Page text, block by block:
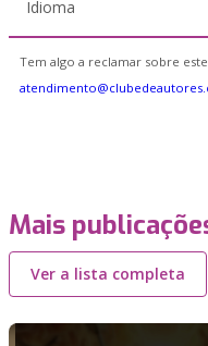
Idioma
Tem algo a reclamar sobre
Mais
Ver a lista completa